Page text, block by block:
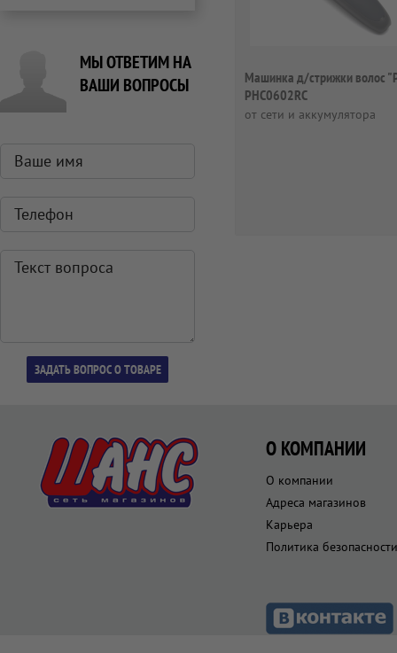
МЫ ОТВЕТИМ НА
ВАШИ ВОПРОСЫ
Машинка д/стрижки волос
PHC0602RС
от сети и аккумулятора
О КОМПАНИИ
О компании
Адреса магазинов
Карьера
Политика безопасности